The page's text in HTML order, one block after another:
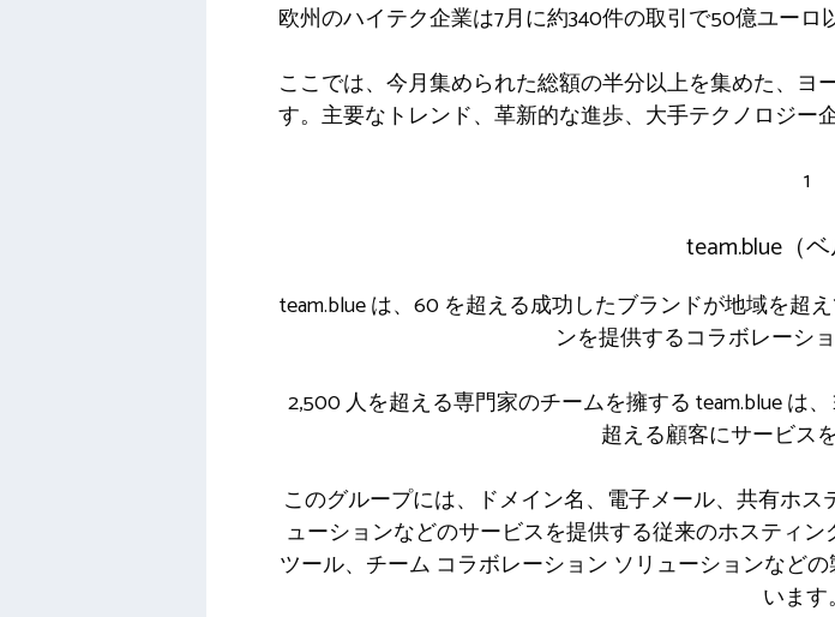
欧州のハイテク企業は7月に約340件の取引で50億ユーロ
ここでは、今月集められた総額の半分以上を集めた、ヨ
す。主要なトレンド、革新的な進歩、大手テクノロジー
1
team.blue（ベ
team.blue は、60 を超える成功したブランドが地域を超
ンを提供するコラボレーシ
2,500 人を超える専門家のチームを擁する team.blue は
超える顧客にサービス
このグループには、ドメイン名、電子メール、共有ホ
ューションなどのサービスを提供する従来のホスティ
ツール、チーム コラボレーション ソリューションなど
います。